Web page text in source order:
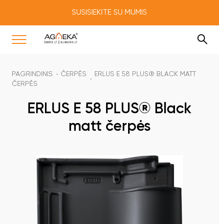
SUSISIEKITE SU MUMIS
PAGRINDINIS ČERPĖS
ERLUS E 58 PLUS® BLACK MATT
ČERPĖS
ERLUS E 58 PLUS® Black
matt čerpės